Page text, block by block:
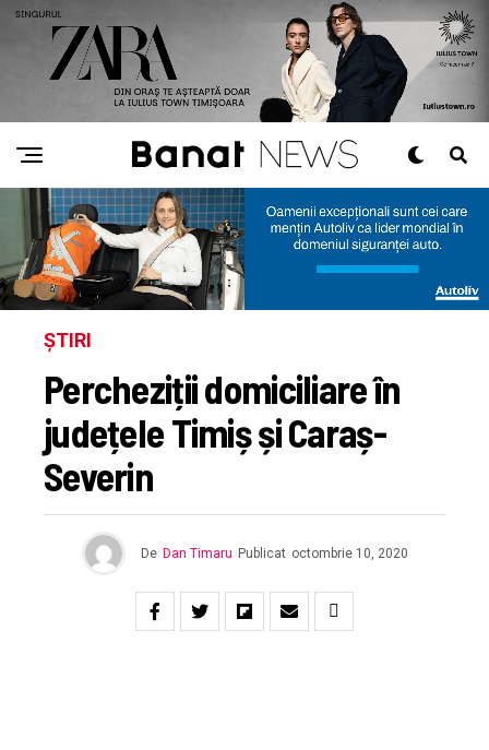
ȘTIRI
Percheziții domiciliare în
județele Timiș și Caraș-
Severin
De Dan Timaru Publicat octombrie 10, 2020